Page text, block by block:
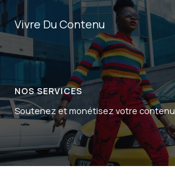
Aller
au
contenu
Vivre Du Contenu
NOS SERVICES
Soutenez et monétisez votre contenu